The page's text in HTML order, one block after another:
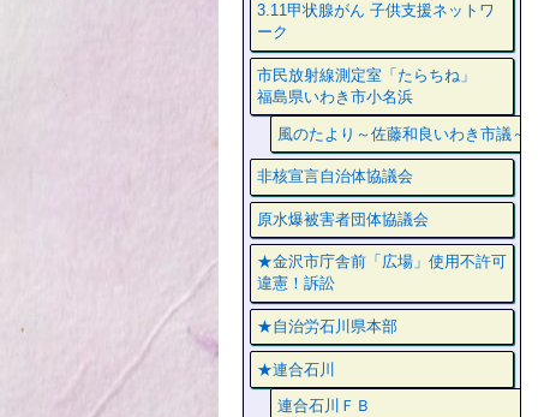
3.11甲状腺がん 子供支援ネットワ
ーク
市民放射線測定室「たらちね」
福島県いわき市小名浜
風のたより～佐藤和良いわき市議～
非核宣言自治体協議会
原水爆被害者団体協議会
★金沢市庁舎前「広場」使用不許可
違憲！訴訟
★自治労石川県本部
★連合石川
連合石川ＦＢ